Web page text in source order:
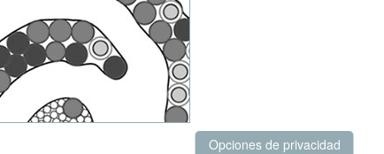
Opciones de privacidad